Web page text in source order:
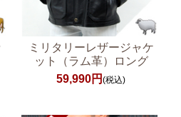
ミリタリーレザージャケ
ット（ラム革）ロング
59,990円(税込)